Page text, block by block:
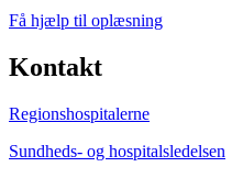
Få hjælp til oplæsning
Kontakt
Regionshospitalerne
Sundheds- og hospitalsledelsen